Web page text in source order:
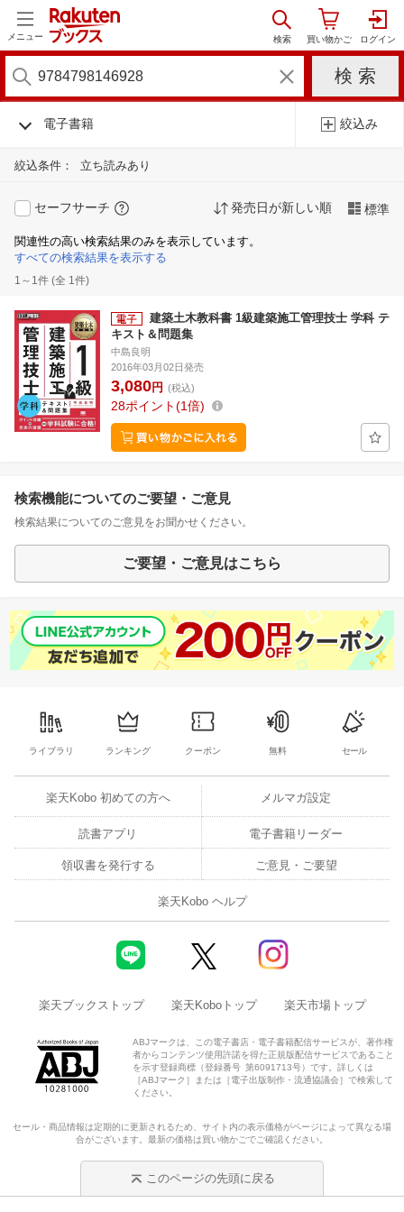
メニュー
電子書籍 絞込み
絞込条件： 立ち読みあり
セーフサーチ 発売日が新しい順 標準
関連性の高い検索結果のみを表示しています。
すべての検索結果を表示する
1～1件 (全 1件)
建築土木教科書 1級建築施工管理技士 学科 テ
キスト＆問題集
中島良明
2016年03月02日発売
3,080円 (税込)
28ポイント 1倍
検索機能についてのご要望・ご意見
検索結果についてのご意見をお聞かせください。
ご要望・ご意見はこちら
ライブラリ ランキング クーポン 無料 セール
楽天Kobo 初めての方へ メルマガ設定
読書アプリ 電子書籍リーダー
領収書を発行する ご意見・ご要望
楽天Kobo ヘルプ
楽天ブックストップ 楽天Koboトップ 楽天市場トップ
ABJマークは、この電子書店・電子書籍配信サービスが、著作権
者からコンテンツ使用許諾を得た正規版配信サービスであること
を示す登録商標（登録番号 第6091713号）です。詳しくは
［ABJマーク］または［電子出版制作・流通協議会］で検索して
ください。
セール・商品情報は定期的に更新されるため、サイト内の表示価格がページによって異なる場
合がございます。最新の価格は買い物かごでご確認ください。
このページの先頭に戻る